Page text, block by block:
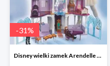
-31%
Disney wielki zamek Arendelle Frozen 2 -30%